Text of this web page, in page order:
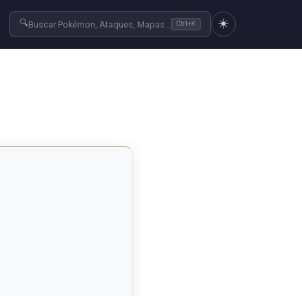
🔍Buscar Pokémon, Ataques, Mapas... Ctrl+K ☀️